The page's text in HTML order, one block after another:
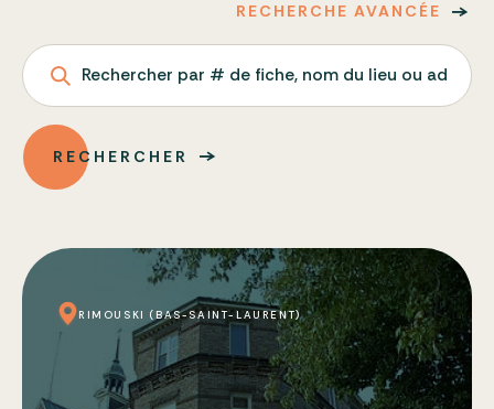
RECHERCHE AVANCÉE
Rechercher par # de fiche, nom du lieu ou adresse
RECHERCHER
RIMOUSKI (BAS-SAINT-LAURENT)